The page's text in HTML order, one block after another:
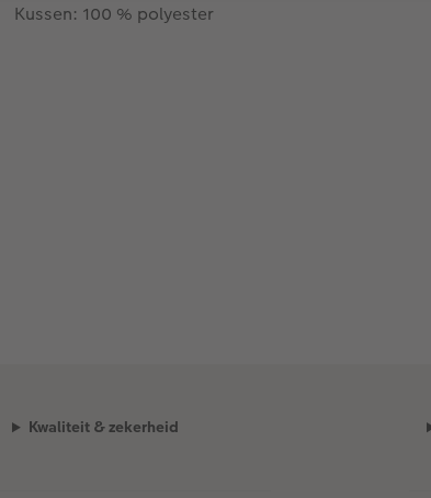
Kussen: 100 % polyester
Kwaliteit & zekerheid